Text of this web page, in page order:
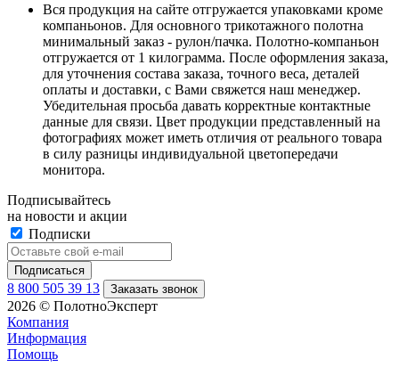
Вся продукция на сайте отгружается упаковками кроме
компаньонов. Для основного трикотажного полотна
минимальный заказ - рулон/пачка. Полотно-компаньон
отгружается от 1 килограмма. После оформления заказа,
для уточнения состава заказа, точного веса, деталей
оплаты и доставки, с Вами свяжется наш менеджер.
Убедительная просьба давать корректные контактные
данные для связи. Цвет продукции представленный на
фотографиях может иметь отличия от реального товара
в силу разницы индивидуальной цветопередачи
монитора.
Подписывайтесь
на новости и акции
Подписки
8 800 505 39 13 Заказать звонок
2026 © ПолотноЭксперт
Компания
Информация
Помощь